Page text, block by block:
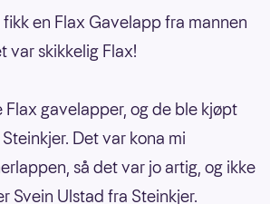
en Flax Gavelapp fra mannen
var skikkelig Flax!
Flax gavelapper, og de ble kjøpt
Det var kona mi
så det var jo artig, og ikke
Svein Ulstad fra Steinkjer.